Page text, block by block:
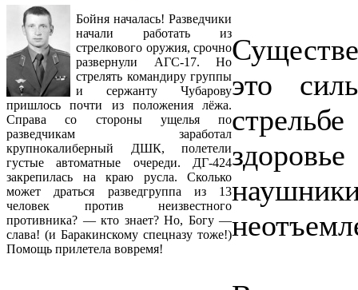
Бойня началась! Разведчики
начали работать из
стрелкового оружия, срочно
развернули АГС-17. Но
стрелять командиру группы
и сержанту Чубарову
пришлось почти из положения лёжа.
Справа со стороны ущелья по
разведчикам заработал
крупнокалиберный ДШК, полетели
густые автоматные очереди. ДГ-424
закрепилась на краю русла. Сколько
может драться разведгруппа из 13
человек против неизвестного
противника? — кто знает? Но, Богу —
слава! (и Баракинскому спецназу тоже!)
Помощь прилетела вовремя!
это